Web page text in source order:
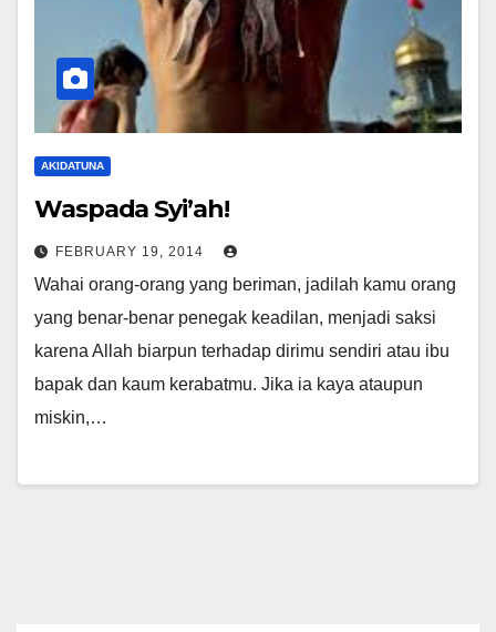
AKIDATUNA
Waspada Syi’ah!
FEBRUARY 19, 2014
Wahai orang-orang yang beriman, jadilah kamu orang
yang benar-benar penegak keadilan, menjadi saksi
karena Allah biarpun terhadap dirimu sendiri atau ibu
bapak dan kaum kerabatmu. Jika ia kaya ataupun
miskin,…